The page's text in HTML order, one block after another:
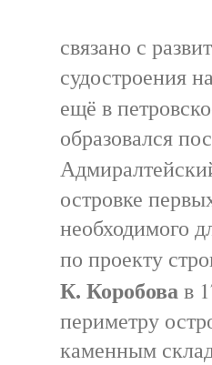
связано с
судостроения
ещё в
образовался
островке
необходимого
по проекту
К. Коробовав
периметру
каменным